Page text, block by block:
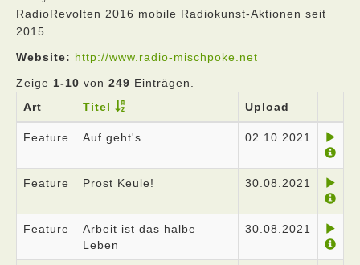
RadioRevolten 2016 mobile Radiokunst-Aktionen seit
2015
Website: http://www.radio-mischpoke.net
Zeige 1-10 von 249 Einträgen.
Art
Titel Upload
Feature Auf geht's 02.10.2021
Feature Prost Keule! 30.08.2021
Feature
Arbeit ist das halbe
Leben
30.08.2021